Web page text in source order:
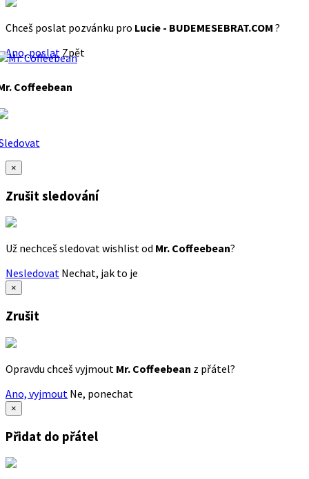
Chceš poslat pozvánku pro Lucie - BUDEMESEBRAT.COM ?
Ano, poslat Zpět
Coffeebean
×
Zrušit sledování
Už nechceš sledovat wishlist od Mr. Coffeebean?
Nesledovat Nechat, jak to je
×
Zrušit
Opravdu chceš vyjmout Mr. Coffeebean z přátel?
Ano, vyjmout Ne, ponechat
×
Přidat do přátel